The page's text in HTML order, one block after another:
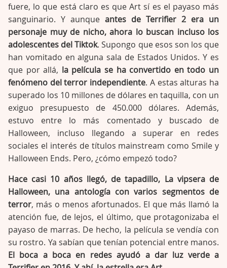
fuere, lo que está claro es que Art sí es el payaso más
sanguinario. Y aunque antes de Terrifier 2 era un
personaje muy de nicho, ahora lo buscan incluso los
adolescentes del Tiktok. Supongo que esos son los que
han vomitado en alguna sala de Estados Unidos. Y es
que por allá, la película se ha convertido en todo un
fenómeno del terror independiente. A estas alturas ha
superado los 10 millones de dólares en taquilla, con un
exiguo presupuesto de 450.000 dólares. Además,
estuvo entre lo más comentado y buscado de
Halloween, incluso llegando a superar en redes
sociales el interés de títulos mainstream como Smile y
Halloween Ends. Pero, ¿cómo empezó todo?
Hace casi 10 años llegó, de tapadillo, La vipsera de
Halloween, una antología con varios segmentos de
terror, más o menos afortunados. El que más llamó la
atención fue, de lejos, el último, que protagonizaba el
payaso de marras. De hecho, la película se vendía con
su rostro. Ya sabían que tenían potencial entre manos.
El boca a boca en redes ayudó a dar luz verde a